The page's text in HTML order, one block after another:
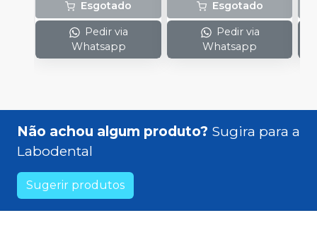
Esgotado
Pedir via
Whatsapp
Esgotado
Pedir via
Whatsapp
Não achou algum produto? Sugira para a
Labodental
Sugerir produtos